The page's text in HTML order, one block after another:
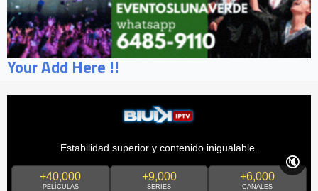
Your Add Here !!
Estabilidad superior y contenido inigualable.
+40,000
PELÍCULAS
+9,000
SERIES
+6,000
CANALES
🔇